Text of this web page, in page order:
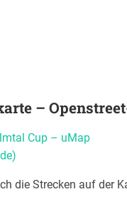
–
Cup – uMap
die Strecken auf der